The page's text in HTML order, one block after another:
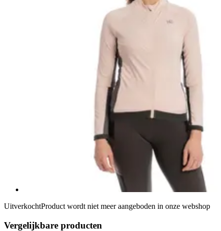
UitverkochtProduct wordt niet meer aangeboden in onze webshop
Vergelijkbare producten